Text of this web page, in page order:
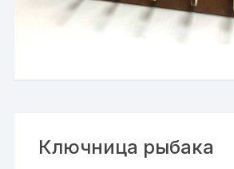
Ключница рыбака